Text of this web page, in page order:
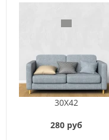
30X42
280 руб